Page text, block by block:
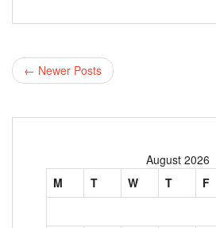
← Newer Posts
August 2026
M
T W T F